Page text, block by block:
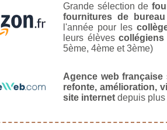
Grande sélection de
fournitures de bureau
l'année pour les
leurs élèves
5ème, 4ème et 3ème)
Agence web française
refonte, amélioration,
site internet depuis